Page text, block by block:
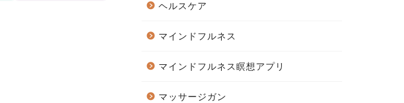
ヘルスケア
マインドフルネス
マインドフルネス瞑想アプリ
マッサージガン